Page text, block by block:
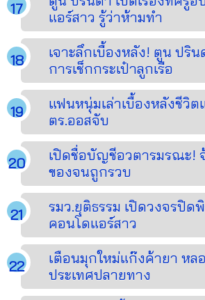
แอร์สาว รู้ว่าห้ามทำ
เจาะลึกเบื้องหลัง! ตูน ปริน
การเช็กกระเป๋าลูกเรือ
แฟนหนุ่มเล่าเบื้องหลังชีวิ
ตร.ออสจับ
เปิดชื่อบัญชีอวตารมรณะ!
ของจนถูกรวบ
รมว.ยุติธรรม เปิดวงจรปิด
คอนโดแอร์สาว
เตือนมุกใหม่แก๊งค้ายา หล
ประเทศปลายทาง